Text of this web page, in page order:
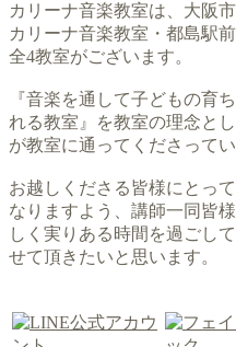
カリーナ音楽教室は、大阪
カリーナ音楽教室・都島駅
全4教室がございます。
『音楽を通して子どもの育
れる教室』を教室の理念と
が教室に通ってくださってい
お越しくださる皆様にとっ
なりますよう、講師一同皆
しく実りある時間を過ごし
せて頂きたいと思います。